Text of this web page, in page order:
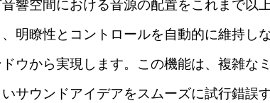
響空間における音源の配置をこれまで以
明瞭性とコントロールを自動的に維持し
ウから実現します。この機能は、複雑な
サウンドアイデアをスムーズに試行錯誤